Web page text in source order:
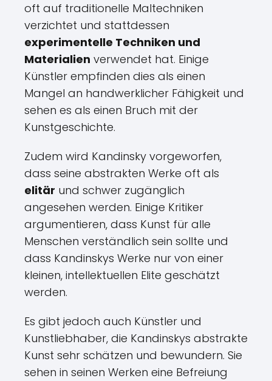
oft auf traditionelle Maltechniken
verzichtet und stattdessen
experimentelle Techniken und
Materialien verwendet hat. Einige
Künstler empfinden dies als einen
Mangel an handwerklicher Fähigkeit und
sehen es als einen Bruch mit der
Kunstgeschichte.
Zudem wird Kandinsky vorgeworfen,
dass seine abstrakten Werke oft als
elitär und schwer zugänglich
angesehen werden. Einige Kritiker
argumentieren, dass Kunst für alle
Menschen verständlich sein sollte und
dass Kandinskys Werke nur von einer
kleinen, intellektuellen Elite geschätzt
werden.
Es gibt jedoch auch Künstler und
Kunstliebhaber, die Kandinskys abstrakte
Kunst sehr schätzen und bewundern. Sie
sehen in seinen Werken eine Befreiung